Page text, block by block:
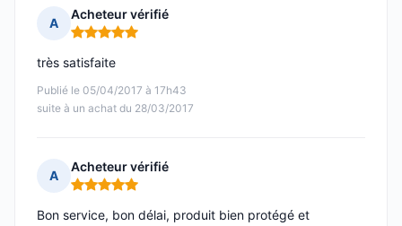
A
Acheteur vérifié
Note : 5 sur 5
Publié le 05/04/2017 à 17h43
suite à un achat du 28/03/2017
très satisfaite
A
Acheteur vérifié
Note : 5 sur 5
Bon service, bon délai, produit bien protégé et